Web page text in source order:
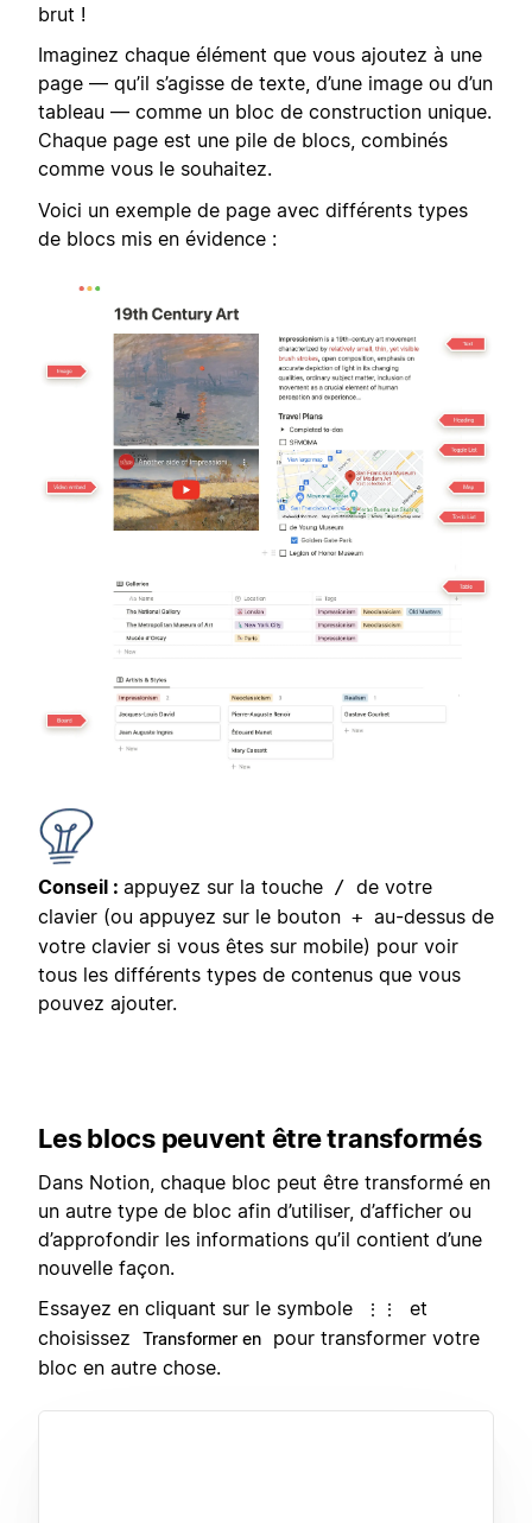
brut !
Imaginez chaque élément que vous ajoutez à une
page — qu’il s’agisse de texte, d’une image ou d’un
tableau — comme un bloc de construction unique.
Chaque page est une pile de blocs, combinés
comme vous le souhaitez.
Voici un exemple de page avec différents types
de blocs mis en évidence :
Conseil : appuyez sur la touche / de votre
clavier (ou appuyez sur le bouton + au-dessus de
votre clavier si vous êtes sur mobile) pour voir
tous les différents types de contenus que vous
pouvez ajouter.
Les blocs peuvent être transformés
Dans Notion, chaque bloc peut être transformé en
un autre type de bloc afin d’utiliser, d’afficher ou
d’approfondir les informations qu’il contient d’une
nouvelle façon.
Essayez en cliquant sur le symbole
⋮⋮
et
choisissez
Transformer en
pour transformer votre
bloc en autre chose.